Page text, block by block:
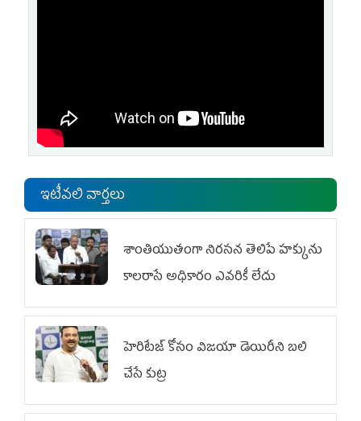
ఇటీవలి వార్తలు
శాంతియుతంగా నిరసన తెలిపే హక్కును
కాలరాసే అధికారం ఎవరికీ లేదు
హెరిటేజ్ కోసం విజయా డెయిరీని బలి
చేసే కుట్ర‌